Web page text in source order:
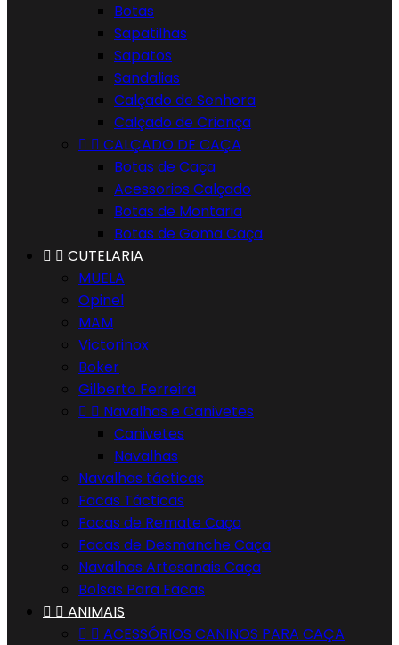
Botas
Sapatilhas
Sapatos
Sandalias
Calçado de Senhora
Calçado de Criança
  CALÇADO DE CAÇA
Botas de Caça
Acessorios Calçado
Botas de Montaria
Botas de Goma Caça
  CUTELARIA
MUELA
Opinel
MAM
Victorinox
Boker
Gilberto Ferreira
  Navalhas e Canivetes
Canivetes
Navalhas
Navalhas tácticas
Facas Tácticas
Facas de Remate Caça
Facas de Desmanche Caça
Navalhas Artesanais Caça
Bolsas Para Facas
  ANIMAIS
  ACESSÓRIOS CANINOS PARA CAÇA